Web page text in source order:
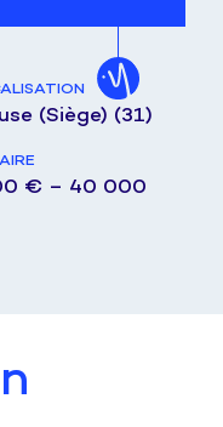
(Siège) (31)
€ – 40 000